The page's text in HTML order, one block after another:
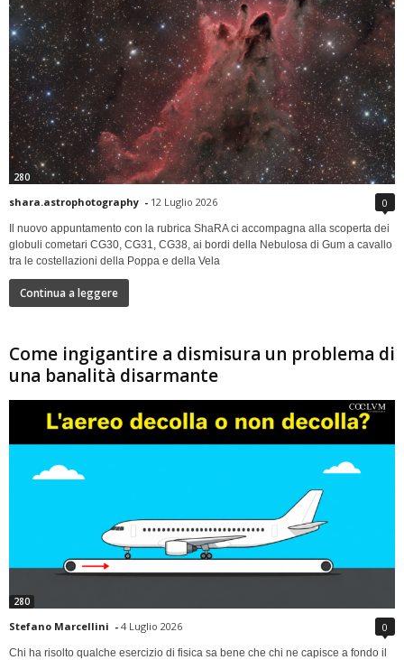
280
shara.astrophotography - 12 Luglio 2026 0
Il nuovo appuntamento con la rubrica ShaRA ci accompagna alla scoperta dei
globuli cometari CG30, CG31, CG38, ai bordi della Nebulosa di Gum a cavallo
tra le costellazioni della Poppa e della Vela
Continua a leggere
Come ingigantire a dismisura un problema di
una banalità disarmante
280
Stefano Marcellini - 4 Luglio 2026 0
Chi ha risolto qualche esercizio di fisica sa bene che chi ne capisce a fondo il